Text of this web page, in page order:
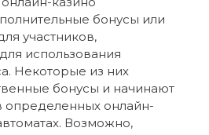
бонусы или
участников,
использования
Некоторые из них
бонусы и начинают
определенных онлайн-
Возможно,